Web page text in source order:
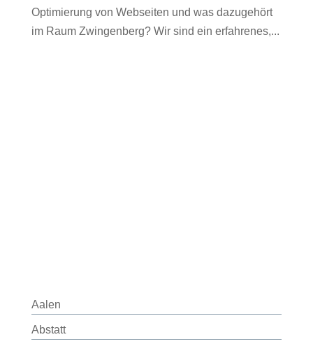
Optimierung von Webseiten und was dazugehört
im Raum Zwingenberg? Wir sind ein erfahrenes,...
Aalen
Abstatt